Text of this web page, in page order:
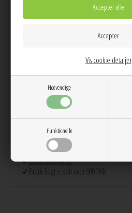
Nødvendige
Funktionelle
Vis cookie detaljer
Levering
Kvalitet:80% Bomuld, 20% Hør
Skånevask 30 grader
Pasform:Normal
Model str:Modellen har str. 36 på
Dag til dag levering på hverdage
14 dages returret
Stor kundetilfredshed
Gratis ombytning
Gratis fragt v. køb over 600 DKK